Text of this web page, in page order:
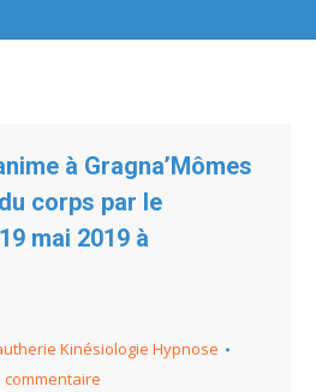
à Gragna’Mômes
corps par le
mai 2019 à
Kinésiologie Hypnose
commentaire